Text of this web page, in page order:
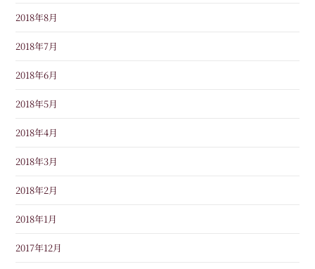
2018年8月
2018年7月
2018年6月
2018年5月
2018年4月
2018年3月
2018年2月
2018年1月
2017年12月